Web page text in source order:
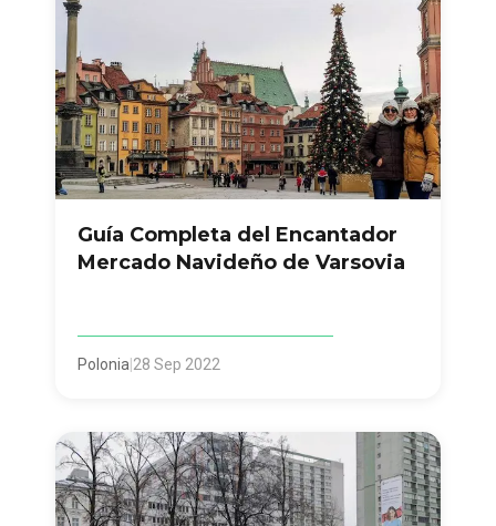
Guía Completa del Encantador
Mercado Navideño de Varsovia
Polonia 28 Sep 2022